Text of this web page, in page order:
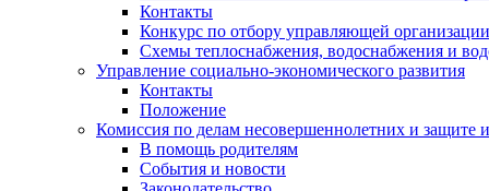
Контакты
Конкурс по отбору управляющей
Схемы теплоснабжения, водоснабжения и
Управление социально-экономического развития
Контакты
Положение
Комиссия по делам несовершеннолетних и защите
В помощь родителям
События и новости